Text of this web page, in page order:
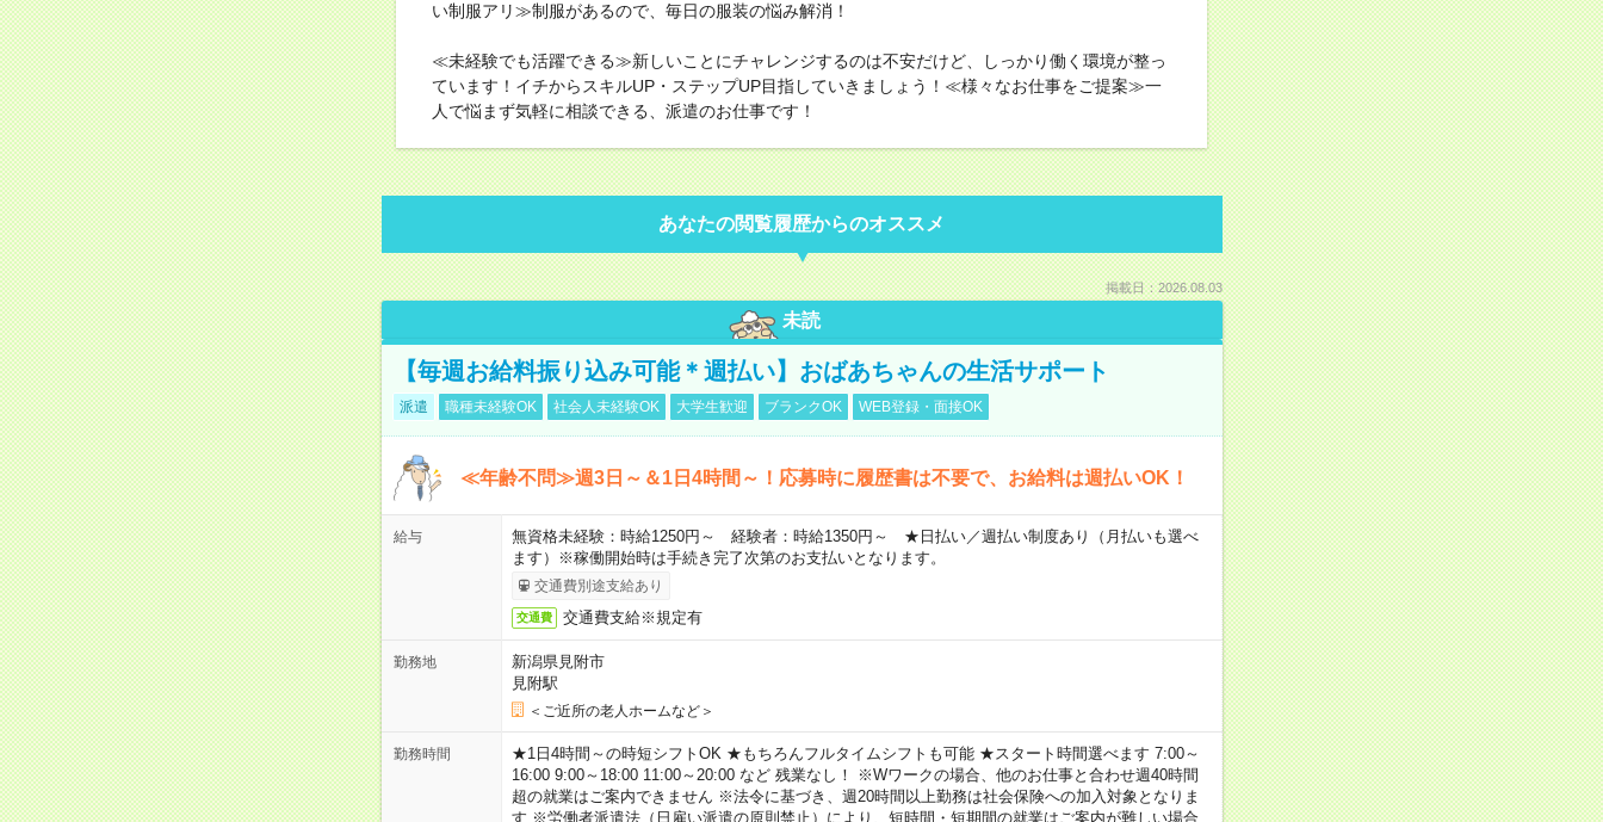
い制服アリ≫制服があるので、毎日の服装の悩み解消！
≪未経験でも活躍できる≫新しいことにチャレンジするのは不安だけど、しっかり働く環境が整っ
ています！イチからスキルUP・ステップUP目指していきましょう！≪様々なお仕事をご提案≫一
人で悩まず気軽に相談できる、派遣のお仕事です！
あなたの閲覧履歴からのオススメ
掲載日：2026.08.03
未読
【毎週お給料振り込み可能＊週払い】おばあちゃんの生活サポート
派遣 職種未経験OK 社会人未経験OK 大学生歓迎 ブランクOK WEB登録・面接OK
≪年齢不問≫週3日～＆1日4時間～！応募時に履歴書は不要で、お給料は週払いOK！
給与
無資格未経験：時給1250円～ 経験者：時給1350円～ ★日払い／週払い制度あり（月払いも選べ
ます）※稼働開始時は手続き完了次第のお支払いとなります。
交通費別途支給あり
交通費 交通費支給※規定有
勤務地
新潟県見附市
見附駅
＜ご近所の老人ホームなど＞
勤務時間
★1日4時間～の時短シフトOK ★もちろんフルタイムシフトも可能 ★スタート時間選べます 7:00～
16:00 9:00～18:00 11:00～20:00 など 残業なし！ ※Wワークの場合、他のお仕事と合わせ週40時間
超の就業はご案内できません ※法令に基づき、週20時間以上勤務は社会保険への加入対象となりま
す ※労働者派遣法（日雇い派遣の原則禁止）により、短時間・短期間の就業はご案内が難しい場合